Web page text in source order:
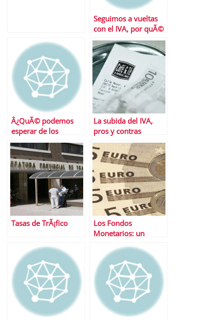
Seguimos a vueltas
con el IVA, por quÃ©
serÃ¡…
Â¿QuÃ© podemos
esperar de los
mercados esta
semana?
La subida del IVA,
pros y contras
Tasas de TrÃ¡fico
Los Fondos
Monetarios: un
gestora